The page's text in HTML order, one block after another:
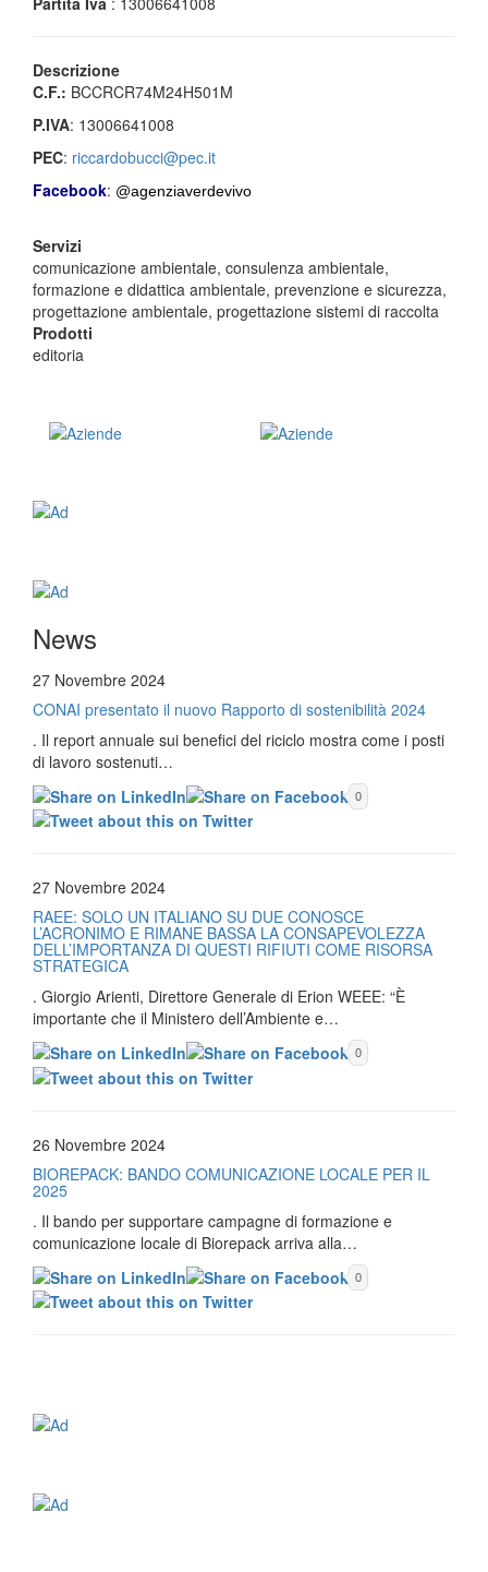
Descrizione
C.F.: BCCRCR74M24H501M
P.IVA: 13006641008
PEC: riccardobucci@pec.it
Facebook: @agenziaverdevivo
Servizi
comunicazione ambientale, consulenza ambientale,
formazione e didattica ambientale, prevenzione e sicurezza,
progettazione ambientale, progettazione sistemi di raccolta
Prodotti
editoria
News
27 Novembre 2024
CONAI presentato il nuovo Rapporto di sostenibilità 2024
. Il report annuale sui benefici del riciclo mostra come i posti
di lavoro sostenuti…
0
27 Novembre 2024
RAEE: SOLO UN ITALIANO SU DUE CONOSCE
L’ACRONIMO E RIMANE BASSA LA CONSAPEVOLEZZA
DELL’IMPORTANZA DI QUESTI RIFIUTI COME RISORSA
STRATEGICA
. Giorgio Arienti, Direttore Generale di Erion WEEE: “È
importante che il Ministero dell’Ambiente e…
0
26 Novembre 2024
BIOREPACK: BANDO COMUNICAZIONE LOCALE PER IL
2025
. Il bando per supportare campagne di formazione e
comunicazione locale di Biorepack arriva alla…
0